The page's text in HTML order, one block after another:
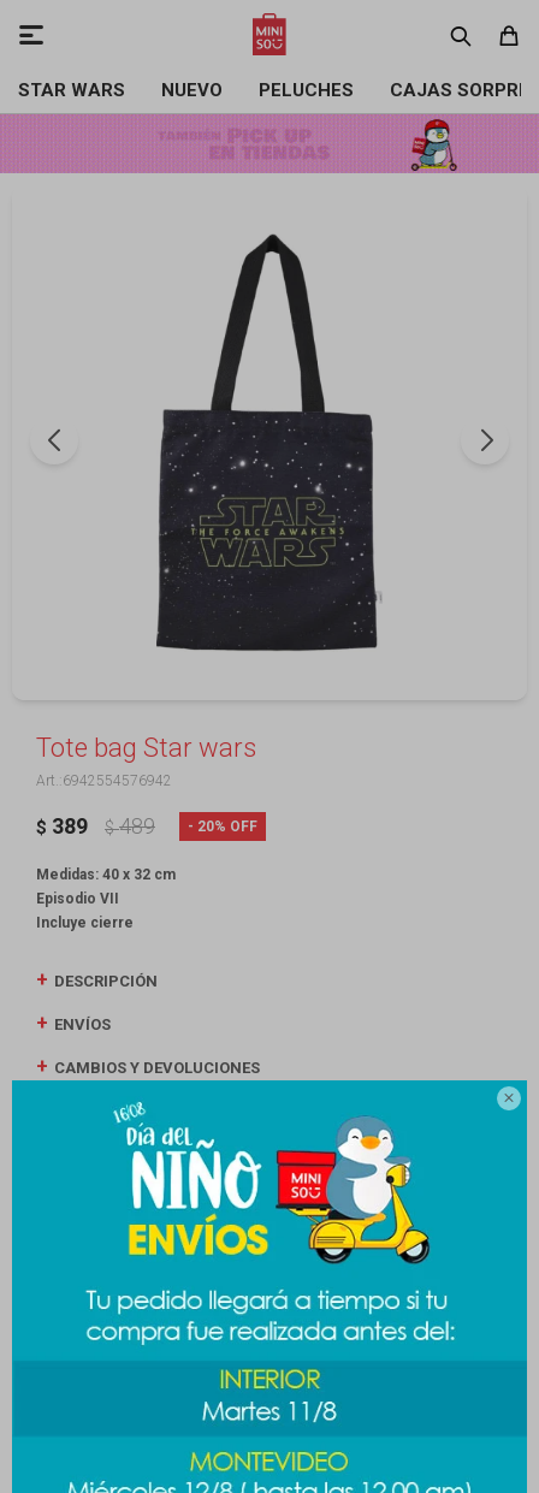

STAR WARS NUEVO PELUCHES CAJAS

Tote bag Star wars
6942554576942
$ 389 $ 489 20
Medidas: 40 x 32 cm
Episodio VII
Incluye cierre
DESCRIPCIÓN
ENVÍOS
CAMBIOS Y DEVOLUCIONES
MEDIOS DE PAGO
Productos que te pueden interesar